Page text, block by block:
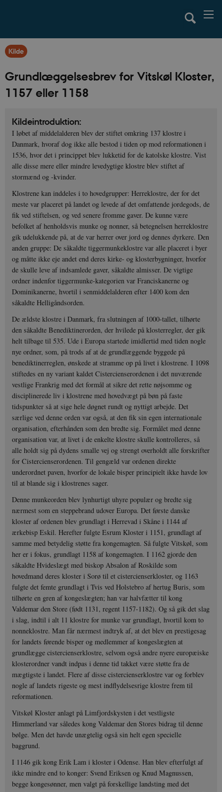
Kilde
Grundlæggelsesbrev for Vitskøl Kloster,
1157 eller 1158
Kildeintroduktion:
I løbet af middelalderen blev der stiftet omkring 137 klostre i
Danmark, hvoraf dog ikke alle bestod i tiden op mod reformationen i
1536, hvor det i princippet blev lukketid for de katolske klostre. Vist
alle disse mere eller mindre levedygtige klostre blev stiftet af
stormænd og -kvinder.
Klostrene kan inddeles i to hovedgrupper: Herreklostre, der for det
meste var placeret på landet og levede af det omfattende jordegods, de
fik ved stiftelsen, og ved senere fromme gaver. De kunne være
befolket af henholdsvis munke og nonner, så betegnelsen herreklostre
gik udelukkende på, at de var herrer over jord og dennes dyrkere. Den
anden gruppe: De såkaldte tiggermunkeklostre var alle placeret i byer
og måtte ikke eje andet end deres kirke- og klosterbygninger, hvorfor
de skulle leve af indsamlede gaver, såkaldte almisser. De vigtige
ordner indenfor tiggermunke-kategorien var Franciskanerne og
Dominikanerne, hvortil i senmiddelalderen efter 1400 kom den
såkaldte Helligåndsorden.
De ældste klostre i Danmark, fra slutningen af 1000-tallet, tilhørte
den såkaldte Benediktinerorden, der hvilede på klosterregler, der gik
helt tilbage til 535. Ude i Europa startede imidlertid med tiden nogle
nye ordner, som, på trods af at de grundlæggende byggede på
benediktinerreglen, ønskede at stramme op på livet i klostrene. I 1098
stiftedes en ny variant kaldet Cistercienserordenen i det nuværende
vestlige Frankrig med det formål at sikre det rette nøjsomme og
disciplinerede liv i klostrene med hovedvægt på bøn på faste
tidspunkter så at sige hele døgnet rundt og nyttigt arbejde. Det
særlige ved denne orden var også, at den fik sin egen internationale
organisation, efterhånden som den bredte sig. Formålet med denne
organisation var, at livet i de enkelte klostre skulle kontrolleres, så
alle holdt sig på dydens smalle vej og strengt overholdt alle forskrifter
for Cistercienserordenen. Til gengæld var ordenen direkte
underordnet paven, hvorfor de lokale bisper principielt ikke havde lov
til at blande sig i klostrenes sager.
Denne munkeorden blev lynhurtigt uhyre populær og bredte sig
nærmest som en steppebrand udover Europa. Det første danske
kloster af ordenen blev grundlagt i Herrevad i Skåne i 1144 af
ærkebisp Eskil. Herefter fulgte Esrum Kloster i 1151, grundlagt af
samme med betydelig støtte fra kongemagten. Så fulgte Vitskøl, som
her er i fokus, grundlagt 1158 af kongemagten. I 1162 gjorde den
såkaldte Hvideslægt med biskop Absalon af Roskilde som
hovedmand deres kloster i Sorø til et cistercienserkloster, og 1163
fulgte det femte grundlagt i Tvis ved Holstebro af hertug Buris, som
tilhørte en gren af kongeslægten; han var halvfætter til kong
Valdemar den Store (født 1131, regent 1157-1182). Og så gik det slag
i slag, indtil i alt 11 klostre for munke var grundlagt, hvortil kom to
nonneklostre. Man får nærmest indtryk af, at det blev en prestigesag
for landets førende bisper og medlemmer af kongeslægten at
grundlægge cistercienserklostre, selvom også andre nyere europæiske
klosterordner vandt indpas i denne tid takket være støtte fra de
mægtigste i landet. Flere af disse cistercienserklostre var og forblev
nogle af landets rigeste og mest indflydelsesrige klostre frem til
reformationen.
Vitskøl Kloster anlagt på Limfjordskysten i det vestligste
Himmerland var således kong Valdemar den Stores bidrag til denne
bølge. Men det havde unægtelig også sin helt egen specielle
baggrund.
I 1146 gik kong Erik Lam i kloster i Odense. Han blev efterfulgt af
ikke mindre end to konger: Svend Eriksen og Knud Magnussen,
begge kongesønner, men valgt på forskellige landsting med det